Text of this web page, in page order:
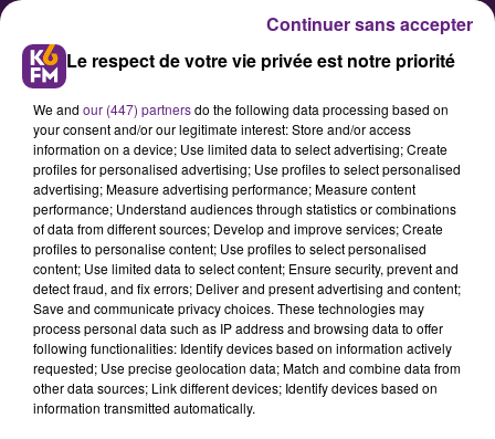
Dictée pour tous à la Toison d’Or
: les inscriptions sont ouvertes
Le centre commercial de la Toison
d’Or va accueillir pour la deuxième
année consécutive une session de «
la Dictée pour Tous » le mercredi 30
Le respect de votre vie privée est notre priorité
We and our (447) partnersdo the following data processing based on
your consent and/or our legitimate interest: Store and/or access
information on a device; Use limited data to select advertising; Create
profiles for personalised advertising; Use profiles to select personalised
advertising; Measure advertising performance; Measure content
performance; Understand audiences through statistics or combinations
of data from different sources; Develop and improve services; Create
profiles to personalise content; Use profiles to select personalised
content; Use limited data to select content; Ensure security, prevent and
detect fraud, and fix errors; Deliver and present advertising and content;
Save and communicate privacy choices. These technologies may
process personal data such as IP address and browsing data to offer
following functionalities: Identify devices based on information actively
requested; Use precise geolocation data; Match and combine data from
other data sources; Link different devices; Identify devices based on
information transmitted automatically.
Continuer sans accepter